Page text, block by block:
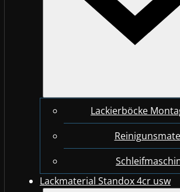
Lackierböcke
Lackmaterial Standox 4cr usw